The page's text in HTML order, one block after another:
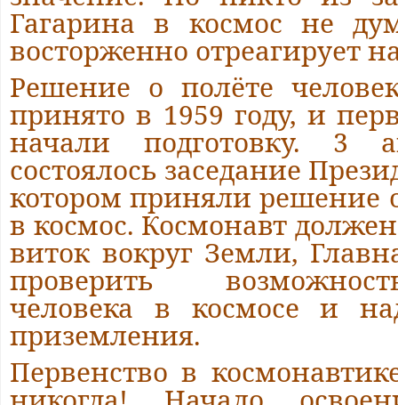
Гагарина в космос не
восторженно отреагирует
Решение о полёте
принято в 1959 году, и
начали подготовку. 3
состоялось заседание
котором приняли решение
в космос. Космонавт
виток вокруг Земли,
проверить
человека в космосе и
приземления.
Первенство в